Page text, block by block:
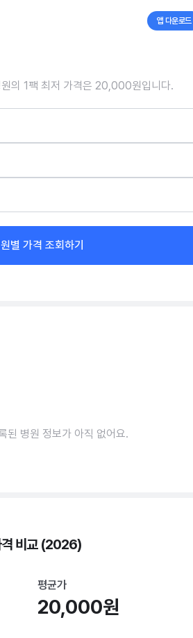
앱 다운로드
의 1팩 최저 가격은 20,000원입니다.
별 가격 조회하기
된 병원 정보가 아직 없어요.
격 비교 (2026)
평균가
20,000원